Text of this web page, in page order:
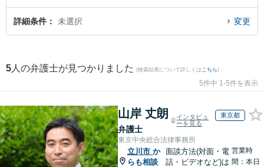
な近くの弁護士を検索したい』『初回相談無料で自治体法務を法律相談できる
立川市内の弁護士に相談予約したい』などでお困りの相談者さんにおすすめで
詳細条件 未選択 変更
5 人の弁護士が見つかりました (検索結果について詳しくは こちら)
5件中 1-5件を表示
山岸 丈朗
弁護士
インタビュ
ーを見る
東京都
東京中央総合法律事務所
立川市 か
らも相談
面談方法(対面・電
話・ビデオなど)は
営業時
間：本日